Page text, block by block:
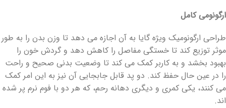
ارگونومی کامل
طراحی ارگونومیک ویژه گایا به آن اجازه می دهد تا وزن بدن را به طور
موثر توزیع کند تا خستگی مفاصل را کاهش دهد و گردش خون را
بهبود بخشد و به کاربر کمک می کند تا وضعیت بدنی صحیح و راحت
را در عین حال حفظ کند. دو پد قابل جابجایی آن نیز به این امر کمک
می کنند، یکی کمری و دیگری دهانه رحم، که هر دو با فوم نرم پر شده
اند.